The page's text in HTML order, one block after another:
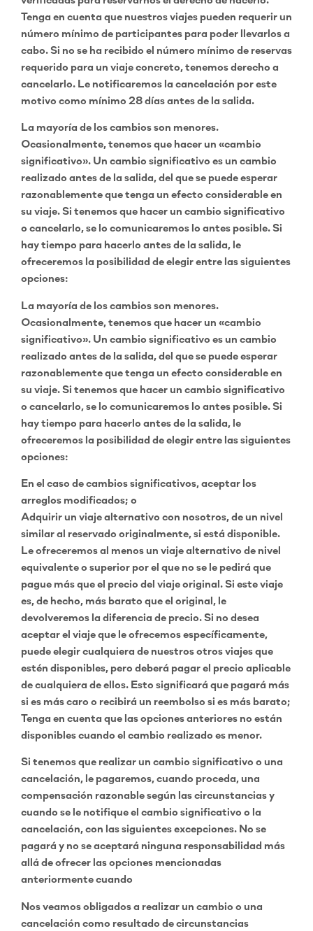
Tenga en cuenta que nuestros viajes pueden requerir un
número mínimo de participantes para poder llevarlos a
cabo. Si no se ha recibido el número mínimo de reservas
requerido para un viaje concreto, tenemos derecho a
cancelarlo. Le notificaremos la cancelación por este
motivo como mínimo 28 días antes de la salida.
La mayoría de los cambios son menores.
Ocasionalmente, tenemos que hacer un «cambio
significativo». Un cambio significativo es un cambio
realizado antes de la salida, del que se puede esperar
razonablemente que tenga un efecto considerable en
su viaje. Si tenemos que hacer un cambio significativo
o cancelarlo, se lo comunicaremos lo antes posible. Si
hay tiempo para hacerlo antes de la salida, le
ofreceremos la posibilidad de elegir entre las siguientes
opciones:
La mayoría de los cambios son menores.
Ocasionalmente, tenemos que hacer un «cambio
significativo». Un cambio significativo es un cambio
realizado antes de la salida, del que se puede esperar
razonablemente que tenga un efecto considerable en
su viaje. Si tenemos que hacer un cambio significativo
o cancelarlo, se lo comunicaremos lo antes posible. Si
hay tiempo para hacerlo antes de la salida, le
ofreceremos la posibilidad de elegir entre las siguientes
opciones:
En el caso de cambios significativos, aceptar los
arreglos modificados; o
Adquirir un viaje alternativo con nosotros, de un nivel
similar al reservado originalmente, si está disponible.
Le ofreceremos al menos un viaje alternativo de nivel
equivalente o superior por el que no se le pedirá que
pague más que el precio del viaje original. Si este viaje
es, de hecho, más barato que el original, le
devolveremos la diferencia de precio. Si no desea
aceptar el viaje que le ofrecemos específicamente,
puede elegir cualquiera de nuestros otros viajes que
estén disponibles, pero deberá pagar el precio aplicable
de cualquiera de ellos. Esto significará que pagará más
si es más caro o recibirá un reembolso si es más barato;
Tenga en cuenta que las opciones anteriores no están
disponibles cuando el cambio realizado es menor.
Si tenemos que realizar un cambio significativo o una
cancelación, le pagaremos, cuando proceda, una
compensación razonable según las circunstancias y
cuando se le notifique el cambio significativo o la
cancelación, con las siguientes excepciones. No se
pagará y no se aceptará ninguna responsabilidad más
allá de ofrecer las opciones mencionadas
anteriormente cuando
Nos veamos obligados a realizar un cambio o una
cancelación como resultado de circunstancias